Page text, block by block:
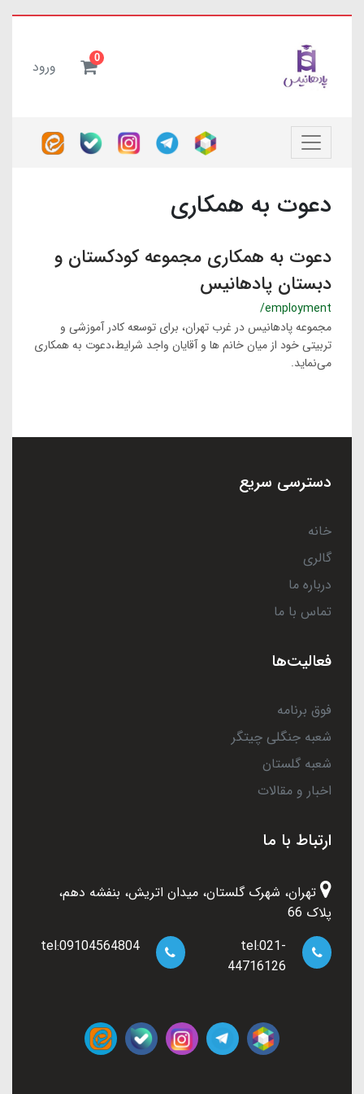
0 ورود
دعوت به همکاری
دعوت به همكارى مجموعه کودکستان و
دبستان پادهانیس
/employment
مجموعه پادهانیس در غرب تهران، برای توسعه کادر آموزشی و
تربیتی خود از میان خانم ها و آقایان واجد شرایط،دعوت به همکاری
می‌نماید.
دسترسی سریع
خانه
گالری
درباره ما
تماس با ما
فعالیت‌ها
فوق برنامه
شعبه جنگلی چیتگر
شعبه گلستان
اخبار و مقالات
ارتباط با ما
تهران، شهرک گلستان، میدان اتریش، بنفشه دهم،
پلاک 66
tel:021-
44716126
tel:09104564804